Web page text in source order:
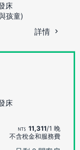
床
孩童)
詳情
床
11,311/1 晚
不含稅金和服務費